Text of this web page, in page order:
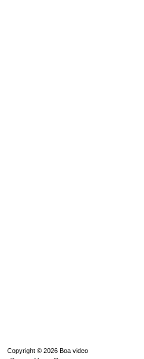
Copyright © 2026 Boa video